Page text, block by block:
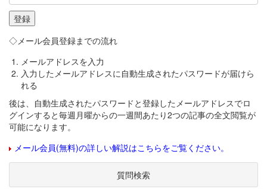
◇メール会員登録までの流れ
メールアドレスを入力
入力したメールアドレスに自動生成されたパスワードが届けら
れる
後は、自動生成されたパスワードと登録したメールアドレスでロ
グインすると毎週月曜からの一週間あたり2つの記事の全文閲覧が
可能になります。
メール会員(無料)の詳しい解説はこちらをご覧ください。
質問検索